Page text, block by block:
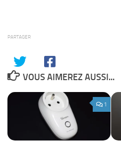
PARTAGER
VOUS AIMEREZ AUSSI...
1